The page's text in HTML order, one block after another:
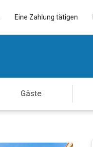
Eine Zahlung tätigen